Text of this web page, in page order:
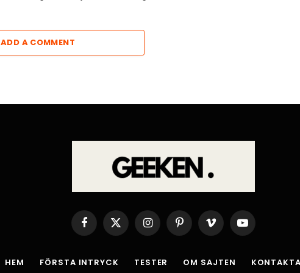
ADD A COMMENT
Facebook
X
(Twitter)
InstagramPinterestVimeo YouTube
HEM FÖRSTA INTRYCK TESTER OM SAJTEN